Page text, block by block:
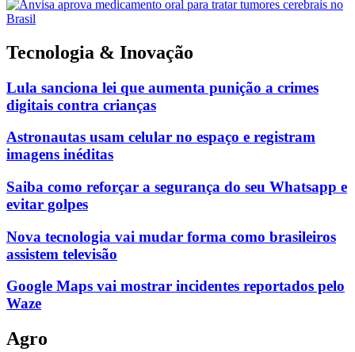
Tecnologia & Inovação
Lula sanciona lei que aumenta punição a crimes
digitais contra crianças
Astronautas usam celular no espaço e registram
imagens inéditas
Saiba como reforçar a segurança do seu Whatsapp e
evitar golpes
Nova tecnologia vai mudar forma como brasileiros
assistem televisão
Google Maps vai mostrar incidentes reportados pelo
Waze
Agro